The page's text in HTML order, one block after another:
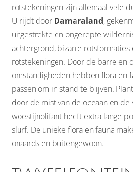
rotstekeningen zijn allemaal vele
U rijdt door Damaraland,
uitgestrekte en ongerepte
achtergrond, bizarre rotsformaties
rotstekeningen. Door de barre en
omstandigheden hebben flora en
passen om in stand te blijven.
door de mist van de oceaan en de
woestijnolifant heeft extra lange
slurf. De unieke flora en fauna
onaards en buitengewoon.